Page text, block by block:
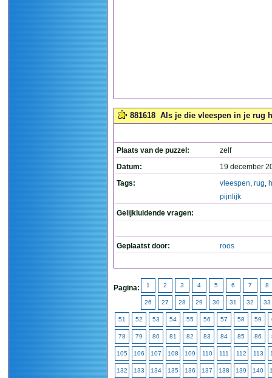
881618 Als je die vleespen in je rug
Plaats van de puzzel:
zelf
Datum:
19 december
Tags:
vleespen, rug,
pijnlijk
Gelijkluidende vragen:
Geplaatst door: roos
Pagina: 1 2 3 4 5 6 7 8
26 27 28 29 30 31 32 33
51 52 53 54 55 56 57 58 59
78 79 80 81 82 83 84 85 86
105 106 107 108 109 110 111 112 113
132 133 134 135 136 137 138 139 140